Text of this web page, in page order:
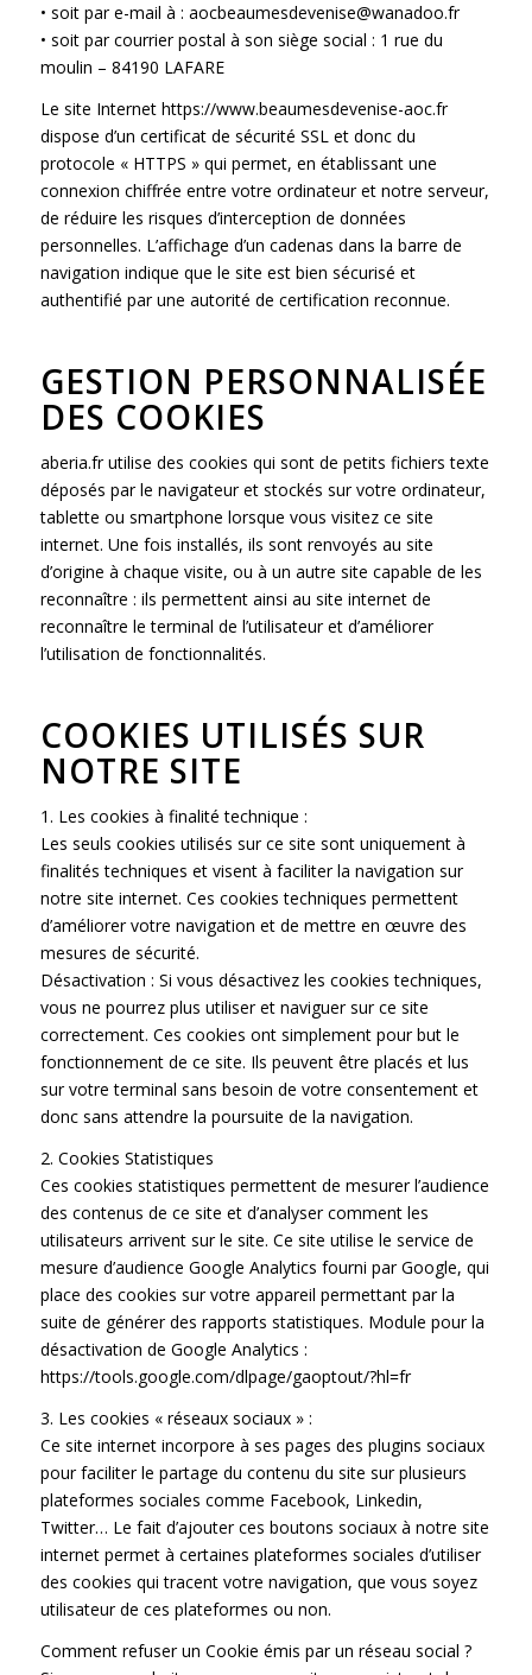
• soit par e-mail à : aocbeaumesdevenise@wanadoo.fr
• soit par courrier postal à son siège social : 1 rue du
moulin – 84190 LAFARE
Le site Internet https://www.beaumesdevenise-aoc.fr
dispose d’un certificat de sécurité SSL et donc du
protocole « HTTPS » qui permet, en établissant une
connexion chiffrée entre votre ordinateur et notre serveur,
de réduire les risques d’interception de données
personnelles. L’affichage d’un cadenas dans la barre de
navigation indique que le site est bien sécurisé et
authentifié par une autorité de certification reconnue.
GESTION PERSONNALISÉE
DES COOKIES
aberia.fr utilise des cookies qui sont de petits fichiers texte
déposés par le navigateur et stockés sur votre ordinateur,
tablette ou smartphone lorsque vous visitez ce site
internet. Une fois installés, ils sont renvoyés au site
d’origine à chaque visite, ou à un autre site capable de les
reconnaître : ils permettent ainsi au site internet de
reconnaître le terminal de l’utilisateur et d’améliorer
l’utilisation de fonctionnalités.
COOKIES UTILISÉS SUR
NOTRE SITE
1. Les cookies à finalité technique :
Les seuls cookies utilisés sur ce site sont uniquement à
finalités techniques et visent à faciliter la navigation sur
notre site internet. Ces cookies techniques permettent
d’améliorer votre navigation et de mettre en œuvre des
mesures de sécurité.
Désactivation : Si vous désactivez les cookies techniques,
vous ne pourrez plus utiliser et naviguer sur ce site
correctement. Ces cookies ont simplement pour but le
fonctionnement de ce site. Ils peuvent être placés et lus
sur votre terminal sans besoin de votre consentement et
donc sans attendre la poursuite de la navigation.
2. Cookies Statistiques
Ces cookies statistiques permettent de mesurer l’audience
des contenus de ce site et d’analyser comment les
utilisateurs arrivent sur le site. Ce site utilise le service de
mesure d’audience Google Analytics fourni par Google, qui
place des cookies sur votre appareil permettant par la
suite de générer des rapports statistiques. Module pour la
désactivation de Google Analytics :
https://tools.google.com/dlpage/gaoptout/?hl=fr
3. Les cookies « réseaux sociaux » :
Ce site internet incorpore à ses pages des plugins sociaux
pour faciliter le partage du contenu du site sur plusieurs
plateformes sociales comme Facebook, Linkedin,
Twitter… Le fait d’ajouter ces boutons sociaux à notre site
internet permet à certaines plateformes sociales d’utiliser
des cookies qui tracent votre navigation, que vous soyez
utilisateur de ces plateformes ou non.
Comment refuser un Cookie émis par un réseau social ?